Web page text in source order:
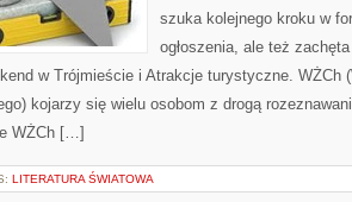
szuka kolejnego kroku w
ogłoszenia, ale też
w Trójmieście i Atrakcje turystyczne. WŻCh
kojarzy się wielu osobom z drogą
WŻCh […]
LITERATURA ŚWIATOWA